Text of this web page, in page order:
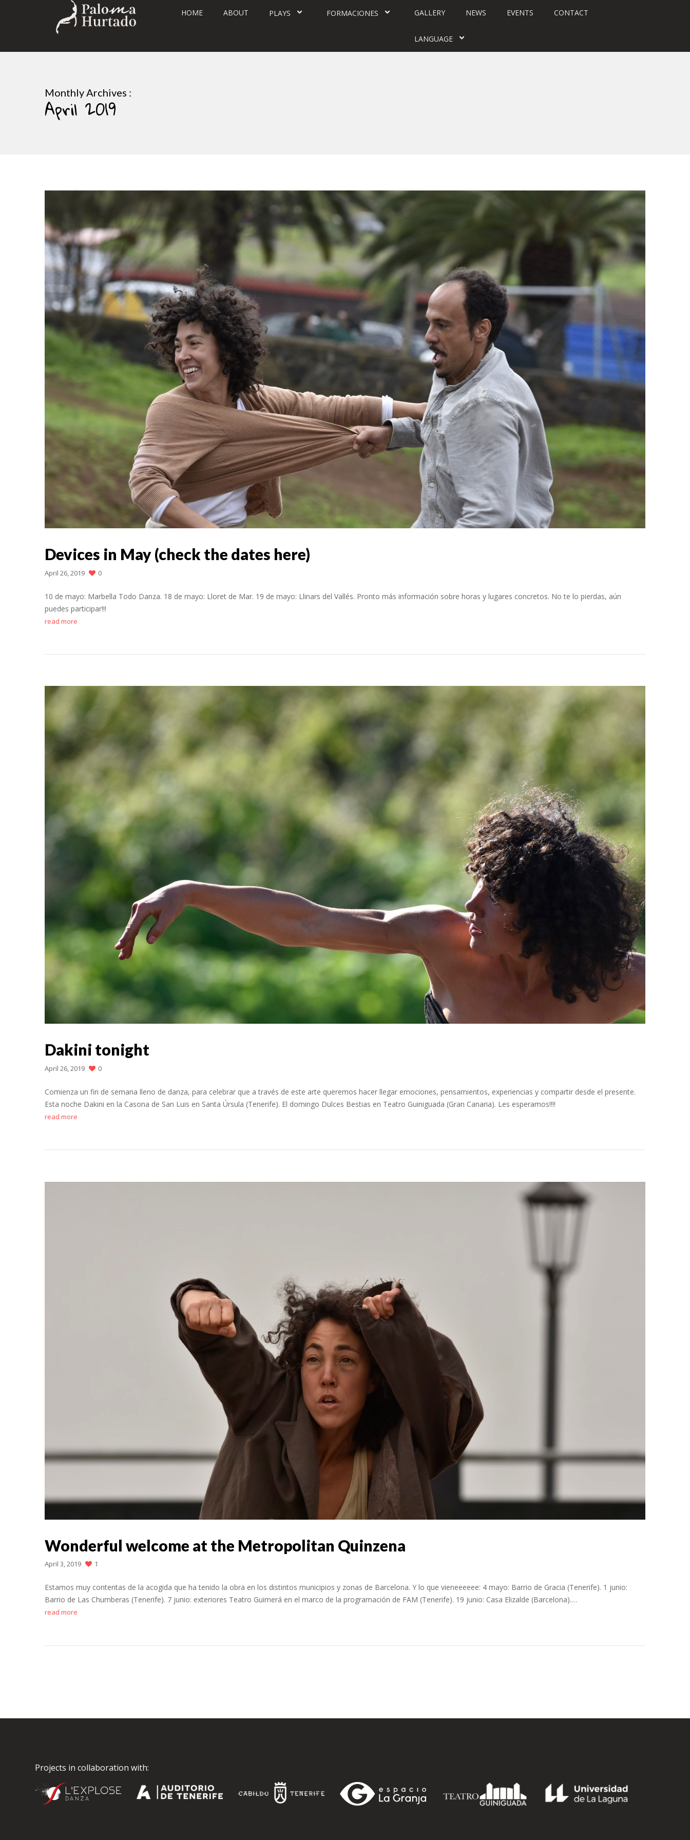
HOME ABOUT PLAYS FORMACIONES GALLERY NEWS EVENTS CONTACT
LANGUAGE
Monthly Archives :
April 2019
Devices in May (check the dates here)
April 26, 2019 0
10 de mayo: Marbella Todo Danza. 18 de mayo: Lloret de Mar. 19 de mayo: Llinars del Vallés. Pronto más información sobre horas y lugares concretos. No te lo pierdas, aún
puedes participar!!!
read more
Dakini tonight
April 26, 2019 0
Comienza un fin de semana lleno de danza, para celebrar que a través de este arte queremos hacer llegar emociones, pensamientos, experiencias y compartir desde el presente.
Esta noche Dakini en la Casona de San Luis en Santa Úrsula (Tenerife). El domingo Dulces Bestias en Teatro Guiniguada (Gran Canaria). Les esperamos!!!!
read more
Wonderful welcome at the Metropolitan Quinzena
April 3, 2019 1
Estamos muy contentas de la acogida que ha tenido la obra en los distintos municipios y zonas de Barcelona. Y lo que vieneeeeee: 4 mayo: Barrio de Gracia (Tenerife). 1 junio:
Barrio de Las Chumberas (Tenerife). 7 junio: exteriores Teatro Guimerá en el marco de la programación de FAM (Tenerife). 19 junio: Casa Elizalde (Barcelona).…
read more
Projects in collaboration with: